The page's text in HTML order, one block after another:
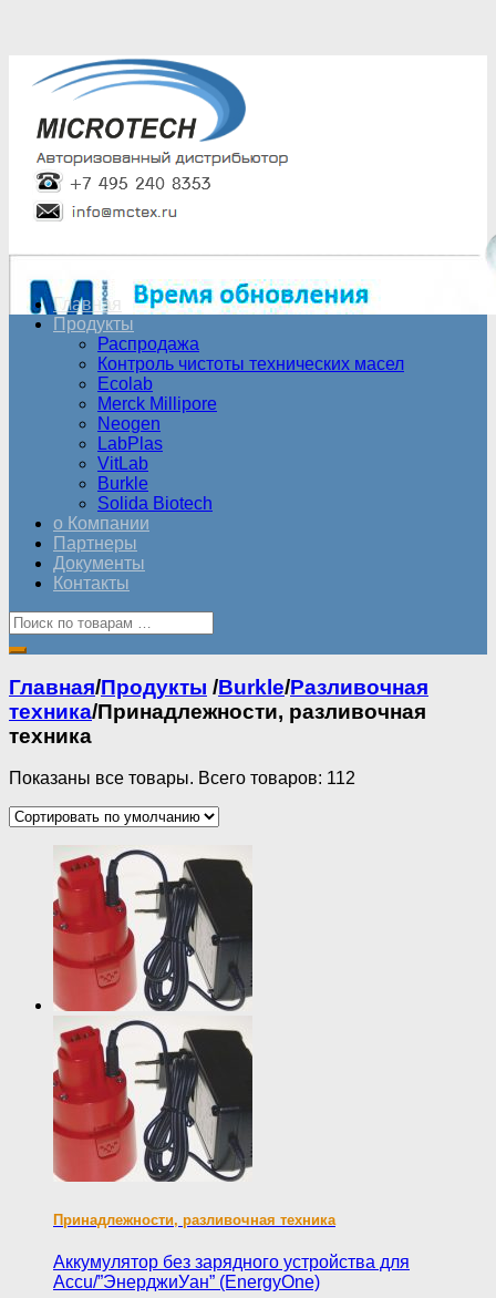
Главная
Продукты
Распродажа
Контроль чистоты технических масел
Ecolab
Merck Millipore
Neogen
LabPlas
VitLab
Burkle
Solida Biotech
о Компании
Партнеры
Документы
Контакты
Главная/Продукты /Burkle/Разливочная
техника/Принадлежности, разливочная
техника
Показаны все товары. Всего товаров: 112
Принадлежности, разливочная техника
Аккумулятор без зарядного устройства для
Accu/”ЭнерджиУан” (EnergyOne)